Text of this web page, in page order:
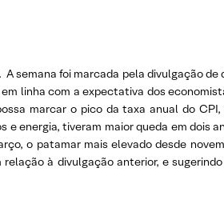
semana foi marcada pela divulgação de
linha com a expectativa dos
marcar o pico da taxa anual do
energia, tiveram maior queda em dois
o patamar mais elevado desde
à divulgação anterior, e